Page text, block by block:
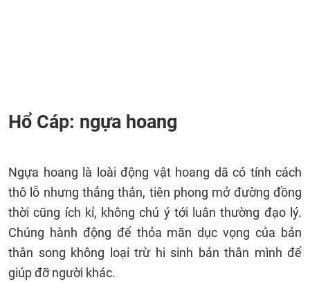
Hổ Cáp: ngựa hoang
Ngựa hoang là loài động vật hoang dã có tính cách
thô lỗ nhưng thẳng thắn, tiên phong mở đường đồng
thời cũng ích kỉ, không chú ý tới luân thường đạo lý.
Chúng hành động để thỏa mãn dục vọng của bản
thân song không loại trừ hi sinh bản thân mình để
giúp đỡ người khác.